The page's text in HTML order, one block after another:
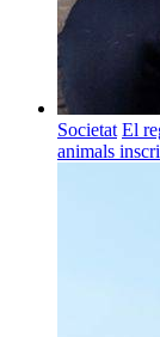
Societat El
animals